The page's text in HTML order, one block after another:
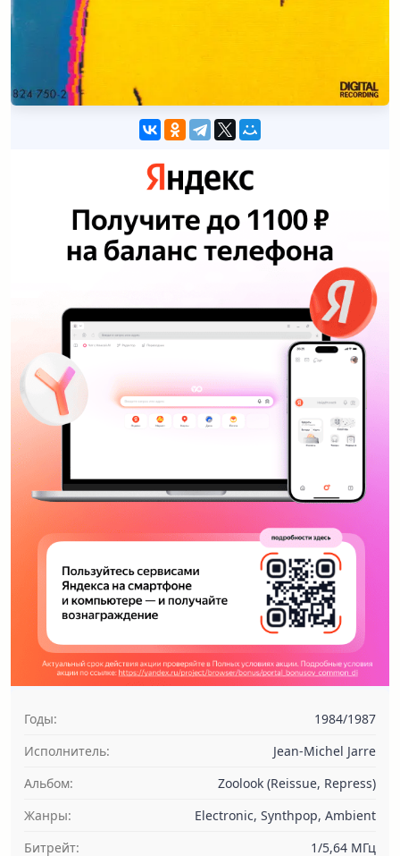
Годы:
1984/1987
Исполнитель:
Jean-Michel Jarre
Альбом:
Zoolook (Reissue, Repress)
Жанры:
Electronic, Synthpop, Ambient
Битрейт:
1/5,64 МГц